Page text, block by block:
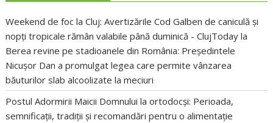
Weekend de foc la Cluj: Avertizările Cod Galben de caniculă și
nopți tropicale rămân valabile până duminică - ClujToday la
Berea revine pe stadioanele din România: Președintele
Nicușor Dan a promulgat legea care permite vânzarea
băuturilor slab alcoolizate la meciuri
Postul Adormirii Maicii Domnului la ortodocși: Perioada,
semnificații, tradiții și recomandări pentru o alimentație